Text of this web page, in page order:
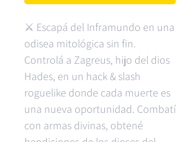
⚔ Escapá del Inframundo en una
odisea mitológica sin fin.
Controlá a Zagreus, hijo del dios
Hades, en un hack & slash
roguelike donde cada muerte es
una nueva oportunidad. Combatí
con armas divinas, obtené